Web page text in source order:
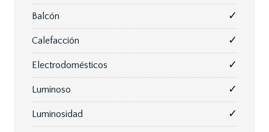
Balcón ✓
Calefacción ✓
Electrodomésticos ✓
Luminoso ✓
Luminosidad ✓